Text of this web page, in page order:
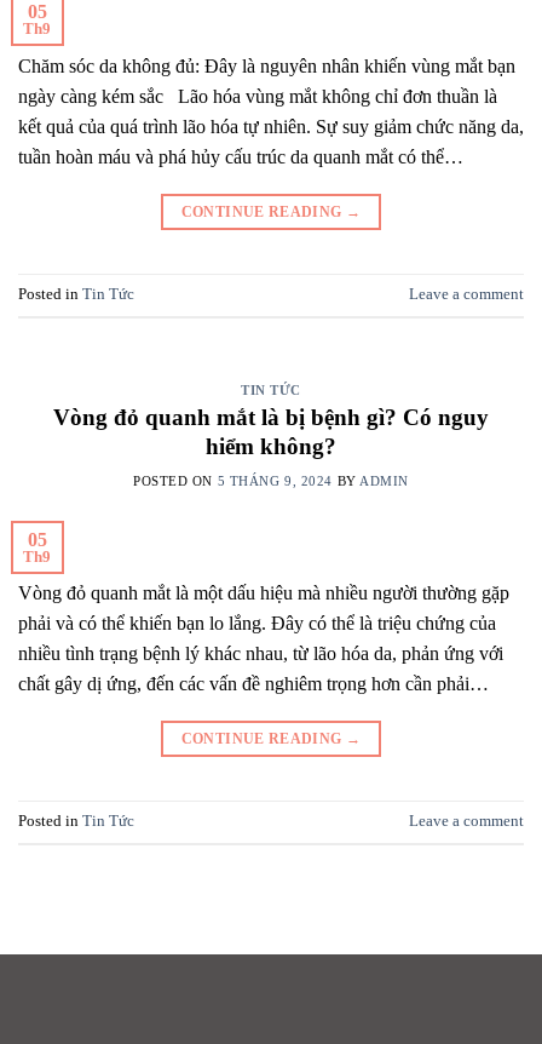
05
Th9
Chăm sóc da không đủ: Đây là nguyên nhân khiến vùng mắt bạn
ngày càng kém sắc Lão hóa vùng mắt không chỉ đơn thuần là
kết quả của quá trình lão hóa tự nhiên. Sự suy giảm chức năng da,
tuần hoàn máu và phá hủy cấu trúc da quanh mắt có thể…
CONTINUE READING →
Posted in Tin Tức Leave a comment
TIN TỨC
Vòng đỏ quanh mắt là bị bệnh gì? Có nguy
hiểm không?
POSTED ON 5 THÁNG 9, 2024 BY ADMIN
05
Th9
Vòng đỏ quanh mắt là một dấu hiệu mà nhiều người thường gặp
phải và có thể khiến bạn lo lắng. Đây có thể là triệu chứng của
nhiều tình trạng bệnh lý khác nhau, từ lão hóa da, phản ứng với
chất gây dị ứng, đến các vấn đề nghiêm trọng hơn cần phải…
CONTINUE READING →
Posted in Tin Tức Leave a comment